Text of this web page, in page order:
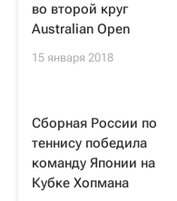
во второй круг
Australian Open
15 января 2018
Сборная России по
теннису победила
команду Японии на
Кубке Хопмана